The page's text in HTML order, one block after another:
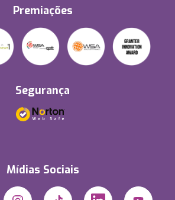
Premiações
Segurança
Mídias Sociais